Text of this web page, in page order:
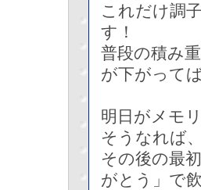
これだけ調
す！
普段の積み
が下がって
明日がメモ
そうなれば
その後の最
がとう」で